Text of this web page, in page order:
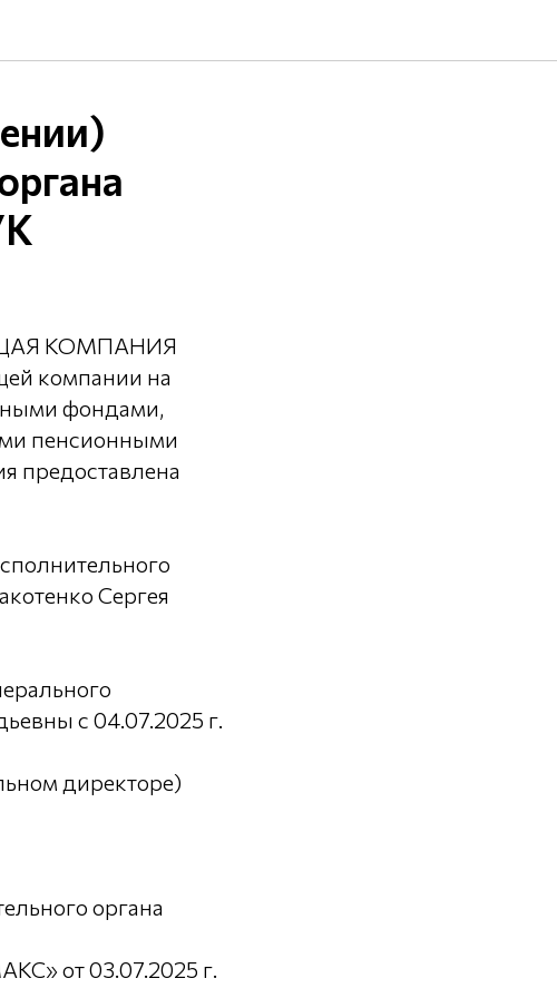
КОМПАНИЯ
компании на
фондами,
пенсионными
предоставлена
Сергея
с 04.07.2025 г.
директоре)
органа
от 03.07.2025 г.